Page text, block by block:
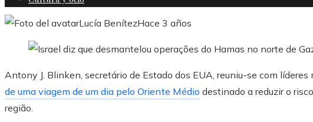
Lucía BenítezHace 3 años
Antony J. Blinken, secretário de Estado dos EUA, reuniu-se com líderes
de uma viagem de um dia pelo Oriente Médio destinado a reduzir o
região.